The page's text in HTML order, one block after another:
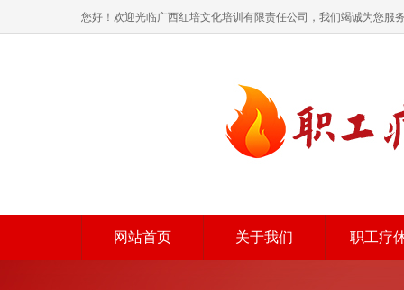
您好！欢迎光临广西红培文化培训有限责任公司，我们竭诚为您服
网站首页 关于我们 职工疗